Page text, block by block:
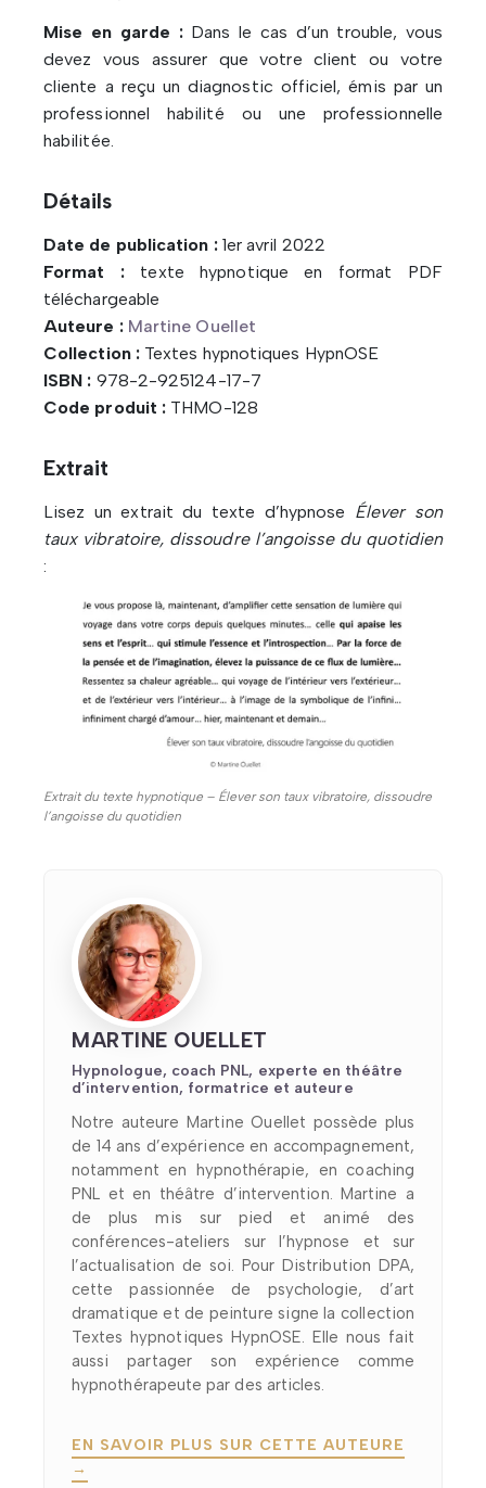
Mise en garde :Dans le cas d’un trouble, vous
devez vous assurer que votre client ou votre
cliente a reçu un diagnostic officiel, émis par un
professionnel habilité ou une professionnelle
habilitée.
Détails
Date de publication :1er avril 2022
Format :texte hypnotique en format PDF
téléchargeable
Auteure : Martine Ouellet
Collection :Textes hypnotiques HypnOSE
ISBN : 978-2-925124-17-7
Code produit : THMO-128
Extrait
Lisez un extrait du texte d’hypnose Élever son
taux vibratoire, dissoudre l’angoisse du quotidien
:
Extrait du texte hypnotique – Élever son taux vibratoire, dissoudre
l’angoisse du quotidien
MARTINE OUELLET
Hypnologue, coach PNL, experte en théâtre
d’intervention, formatrice et auteure
Notre auteure Martine Ouellet possède plus
de 14 ans d’expérience en accompagnement,
notamment en hypnothérapie, en coaching
PNL et en théâtre d’intervention. Martine a
de plus mis sur pied et animé des
conférences-ateliers sur l’hypnose et sur
l’actualisation de soi. Pour Distribution DPA,
cette passionnée de psychologie, d’art
dramatique et de peinture signe la collection
Textes hypnotiques HypnOSE. Elle nous fait
aussi partager son expérience comme
hypnothérapeute par des articles.
EN SAVOIR PLUS SUR CETTE AUTEURE
→